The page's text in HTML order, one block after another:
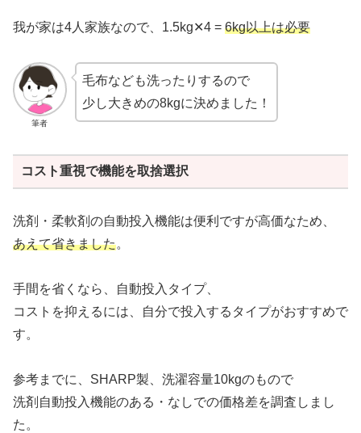
我が家は4人家族なので、1.5kg✕4 = 6kg以上は必要
筆者
毛布なども洗ったりするので
少し大きめの8kgに決めました！
コスト重視で機能を取捨選択
洗剤・柔軟剤の自動投入機能は便利ですが高価なため、
あえて省きました。
手間を省くなら、自動投入タイプ、
コストを抑えるには、自分で投入するタイプがおすすめで
す。
参考までに、SHARP製、洗濯容量10kgのもので
洗剤自動投入機能のある・なしでの価格差を調査しまし
た。